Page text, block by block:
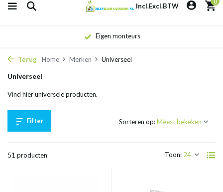
Incl.Excl.BTW
Eigen monteurs
Terug Home Merken Universeel
Universeel
Vind hier universele producten.
Filter
51 producten Toon:
Sorteren op: